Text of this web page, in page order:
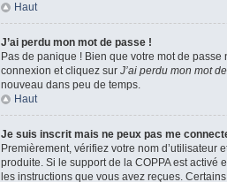
Haut
J’ai perdu mon mot de passe !
Pas de panique ! Bien que votre mot de
connexion et cliquez sur J’ai perdu mon mot
nouveau dans peu de temps.
Haut
Je suis inscrit mais ne peux pas me
Premièrement, vérifiez votre nom d’utilisateur
produite. Si le support de la COPPA est activé
les instructions que vous avez reçues.